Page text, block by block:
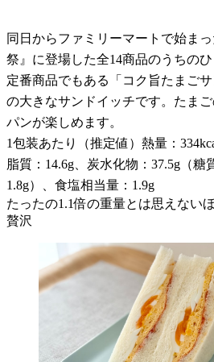
同日からファミリーマートで始ま
祭』に登場した全14商品のうちのひ
定番商品でもある「コク旨たまご
の大きなサンドイッチです。たま
パンが楽しめます。
1包装あたり（推定値）熱量：
脂質：14.6g、炭水化物：37.5g（糖
1.8g）、食塩相当量：1.9g
たったの1.1倍の重量とは思えない
贅沢